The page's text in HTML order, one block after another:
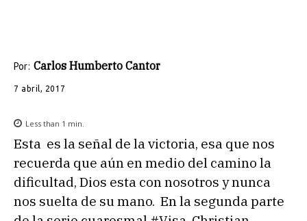
Por: Carlos Humberto Cantor
7 abril, 2017
Less than 1 min.
Esta es la señal de la victoria, esa que nos
recuerda que aún en medio del camino la
dificultad, Dios esta con nosotros y nunca
nos suelta de su mano. En la segunda parte